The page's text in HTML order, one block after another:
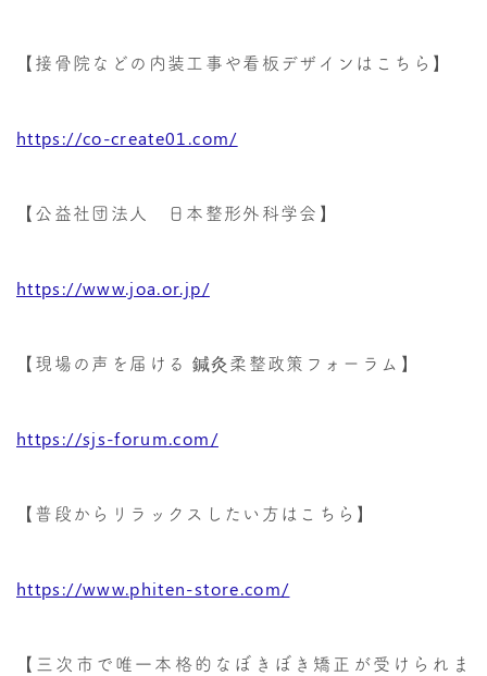
【接骨院などの内装工事や看板デザインはこちら】
https://co-create01.com/
【公益社団法人 日本整形外科学会】
https://www.joa.or.jp/
【現場の声を届ける 鍼灸柔整政策フォーラム】
https://sjs-forum.com/
【普段からリラックスしたい方はこちら】
https://www.phiten-store.com/
【三次市で唯一本格的なぼきぼき矯正が受けられま